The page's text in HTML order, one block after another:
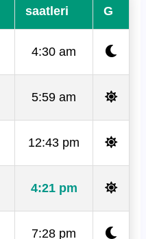
saatleri G
4:30 am
5:59 am
12:43 pm
4:21 pm
7:28 pm